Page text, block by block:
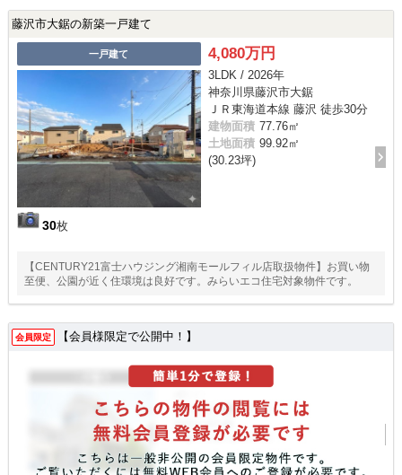
藤沢市大鋸の新築一戸建て
一戸建て
30枚
4,080万円
3LDK / 2026年
神奈川県藤沢市大鋸
ＪＲ東海道本線 藤沢 徒歩30分
建物面積 77.76㎡
土地面積 99.92㎡
(30.23坪)
【CENTURY21富士ハウジング湘南モールフィル店取扱物件】お買い物
至便、公園が近く住環境は良好です。みらいエコ住宅対象物件です。
会員限定 【会員様限定で公開中！】